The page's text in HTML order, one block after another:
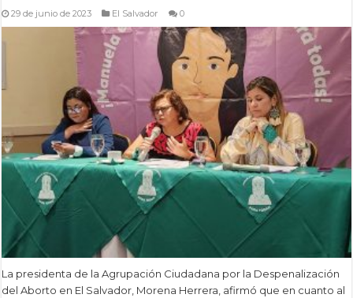
29 de junio de 2023 El Salvador 0
La presidenta de la Agrupación Ciudadana por la Despenalización
del Aborto en El Salvador, Morena Herrera, afirmó que en cuanto al